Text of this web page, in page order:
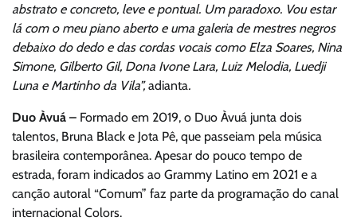
abstrato e concreto, leve e pontual. Um paradoxo. Vou estar
lá com o meu piano aberto e uma galeria de mestres negros
debaixo do dedo e das cordas vocais como Elza Soares, Nina
Simone, Gilberto Gil, Dona Ivone Lara, Luiz Melodia, Luedji
Luna e Martinho da Vila”,adianta.
Duo Àvuá – Formado em 2019, o Duo Àvuá junta dois
talentos, Bruna Black e Jota Pê, que passeiam pela música
brasileira contemporânea. Apesar do pouco tempo de
estrada, foram indicados ao Grammy Latino em 2021 e a
canção autoral “Comum” faz parte da programação do canal
internacional Colors.